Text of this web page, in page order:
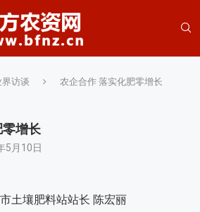
界访谈 农企合作 落实化肥零增长
增长
5月10日
土壤肥料站站长 陈宏丽